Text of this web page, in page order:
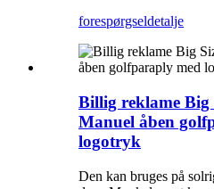
forespørgseldetalje
Billig reklame Big
Manuel åben
logotryk
Den kan bruges på